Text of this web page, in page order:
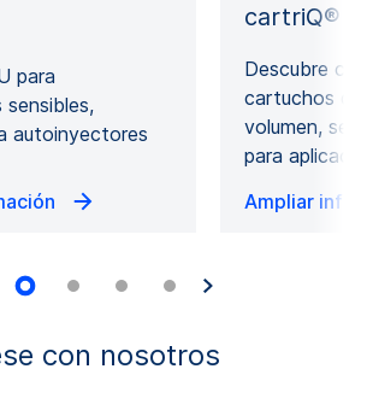
para
autoinyectores
cartriQ®
Descubre
cartuchos
volumen,
para
Ampliar
con nosotros